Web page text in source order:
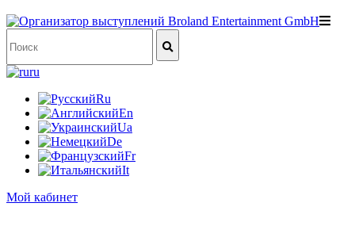
ru
Ru
En
Ua
De
Fr
It
Мой кабинет